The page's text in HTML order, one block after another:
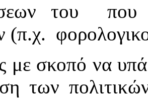
του που
(π.χ.
σκοπό να
των